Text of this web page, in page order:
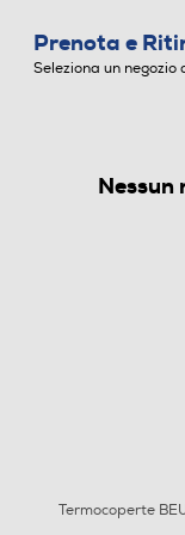
TERMOCOPERTE
Prenota e
Seleziona un negozio
Nessun
Termocoperte